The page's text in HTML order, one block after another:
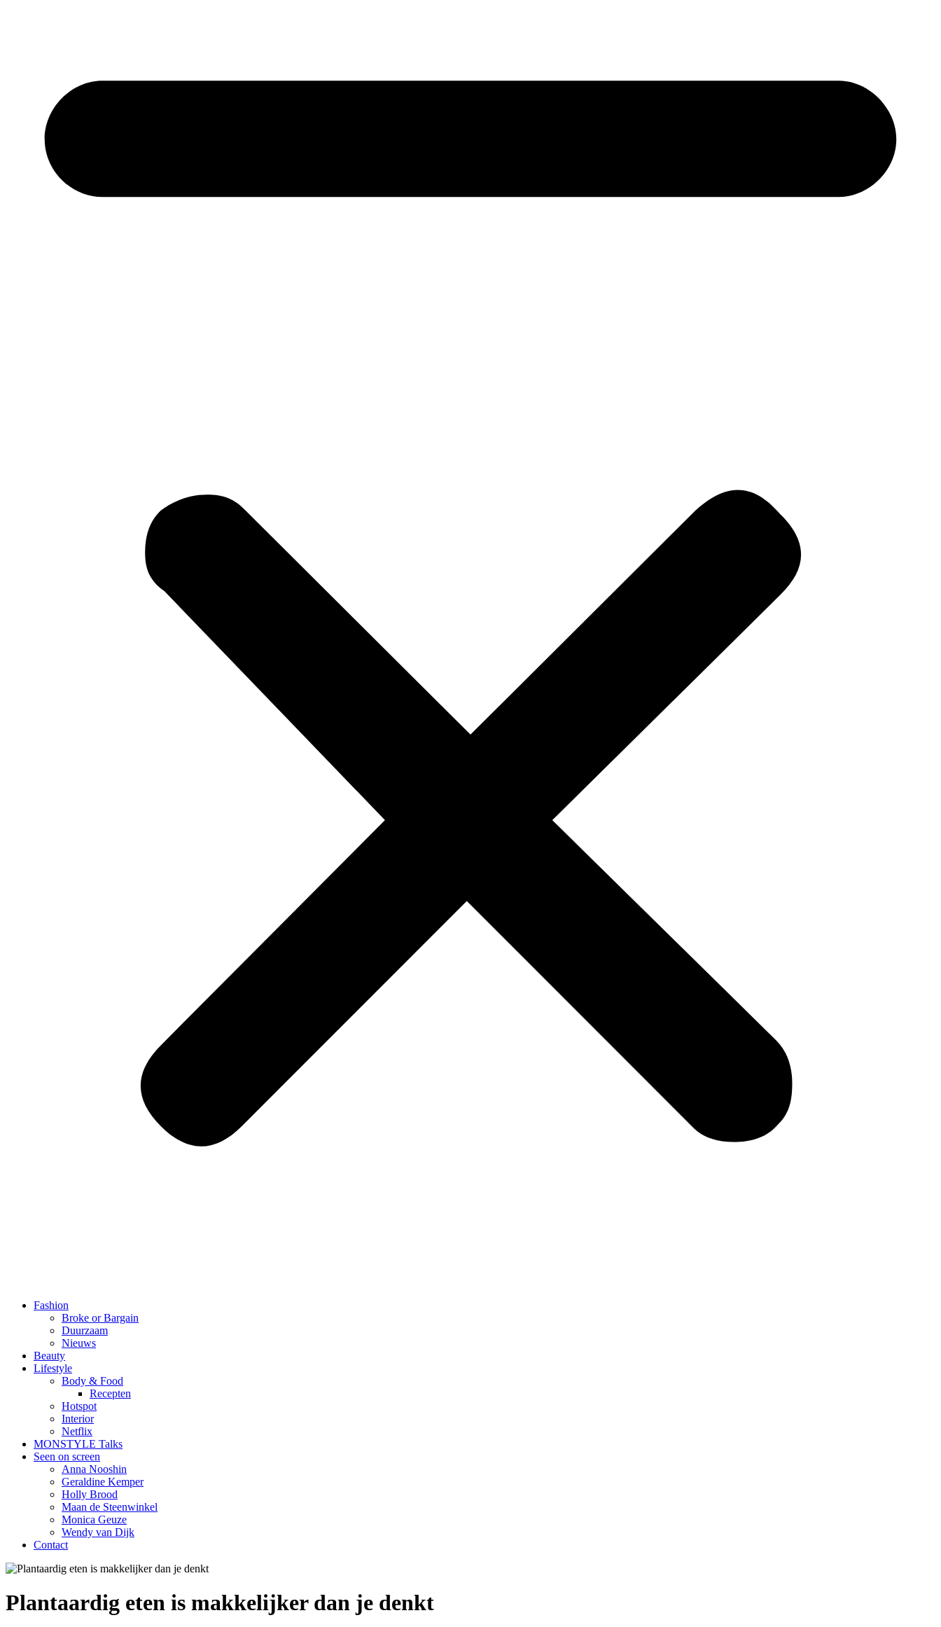
Fashion
Broke or Bargain
Duurzaam
Nieuws
Beauty
Lifestyle
Body & Food
Recepten
Hotspot
Interior
Netflix
MONSTYLE Talks
Seen on screen
Anna Nooshin
Geraldine Kemper
Holly Brood
Maan de Steenwinkel
Monica Geuze
Wendy van Dijk
Contact
Plantaardig eten is makkelijker dan je denkt